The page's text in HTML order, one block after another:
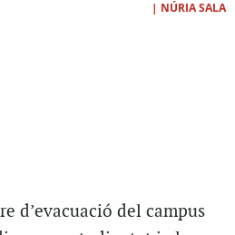
| NÚRIA SALA
d’evacuació del campus